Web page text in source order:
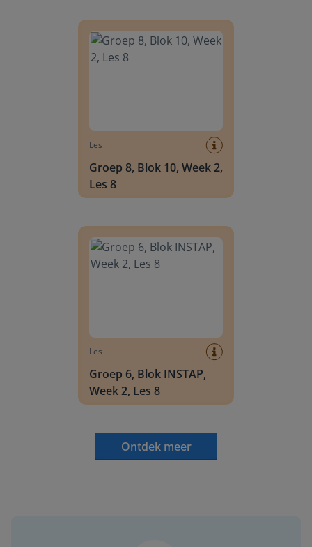
Les
Groep 8, Blok 10, Week 2,
Les 8
Les
Groep 6, Blok INSTAP,
Week 2, Les 8
Ontdek meer